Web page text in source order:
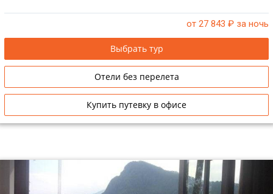
от 27 843 ₽ за ночь
Выбрать тур
Отели без перелета
Купить путевку в офисе